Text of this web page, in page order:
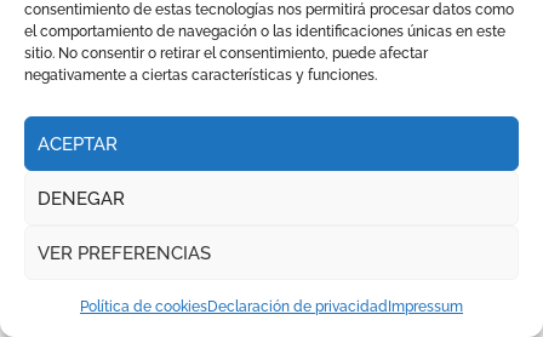
consentimiento de estas tecnologías nos permitirá procesar datos como
el comportamiento de navegación o las identificaciones únicas en este
sitio. No consentir o retirar el consentimiento, puede afectar
negativamente a ciertas características y funciones.
ACEPTAR
DENEGAR
VER PREFERENCIAS
Política de cookiesDeclaración de privacidad Impressum
Daniel Crespo reivindica su
sitio con una gran faena y dos
orejas
FERIA DE LA PEREGRINA || PONTEVEDRA